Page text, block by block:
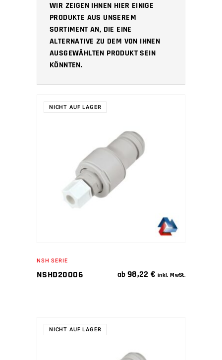
WIR ZEIGEN IHNEN HIER EINIGE
PRODUKTE AUS UNSEREM
SORTIMENT AN, DIE EINE
ALTERNATIVE ZU DEM VON IHNEN
AUSGEWÄHLTEN PRODUKT SEIN
KÖNNTEN.
NICHT AUF LAGER
WEITERLESEN
NSH SERIE
NSHD20006 ab 98,22€ inkl. MwSt.
NICHT AUF LAGER